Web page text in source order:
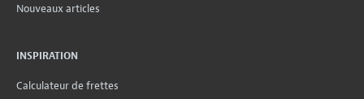
Nouveaux articles
INSPIRATION
Calculateur de frettes